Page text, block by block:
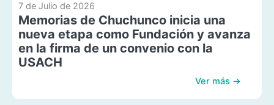
7 de Julio de 2026
Memorias de Chuchunco inicia una
nueva etapa como Fundación y avanza
en la firma de un convenio con la
USACH
Ver más →